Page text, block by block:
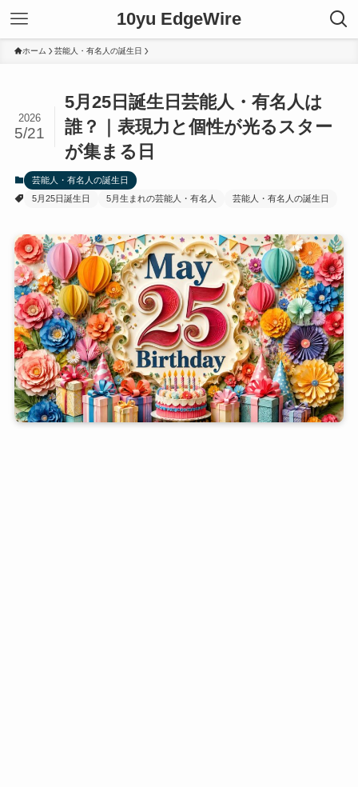
10yu EdgeWire
ホーム 芸能人・有名人の誕生日
5月25日誕生日芸能人・有名人は
誰？｜表現力と個性が光るスター
が集まる日
2026
5/21
芸能人・有名人の誕生日
5月25日誕生日
5月生まれの芸能人・有名人 芸能人・有名人の誕生日